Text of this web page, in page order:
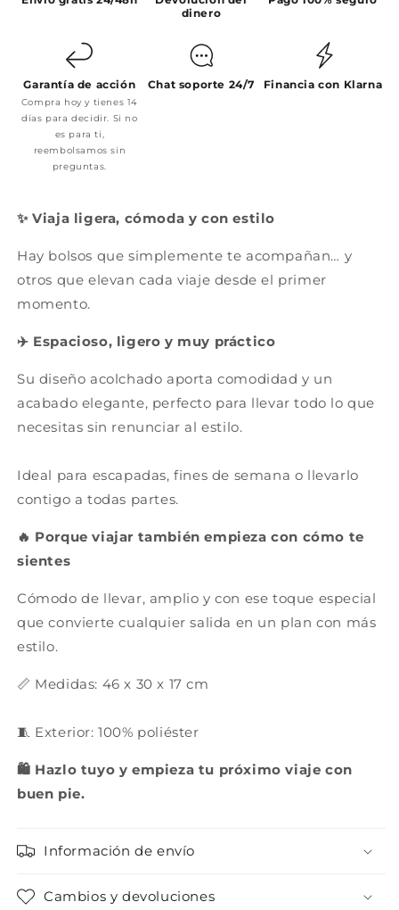
dinero
Garantía de acción
Compra hoy y tienes 14
días para decidir. Si no
es para ti,
reembolsamos sin
preguntas.
Chat soporte 24/7 Financia con Klarna
✨ Viaja ligera, cómoda y con estilo
Hay bolsos que simplemente te acompañan… y
otros que elevan cada viaje desde el primer
momento.
✈️ Espacioso, ligero y muy práctico
Su diseño acolchado aporta comodidad y un
acabado elegante, perfecto para llevar todo lo que
necesitas sin renunciar al estilo.
Ideal para escapadas, fines de semana o llevarlo
contigo a todas partes.
🔥 Porque viajar también empieza con cómo te
sientes
Cómodo de llevar, amplio y con ese toque especial
que convierte cualquier salida en un plan con más
estilo.
📏 Medidas: 46 x 30 x 17 cm
🧵 Exterior: 100% poliéster
🛍️ Hazlo tuyo y empieza tu próximo viaje con
buen pie.
Información de envío
Cambios y devoluciones